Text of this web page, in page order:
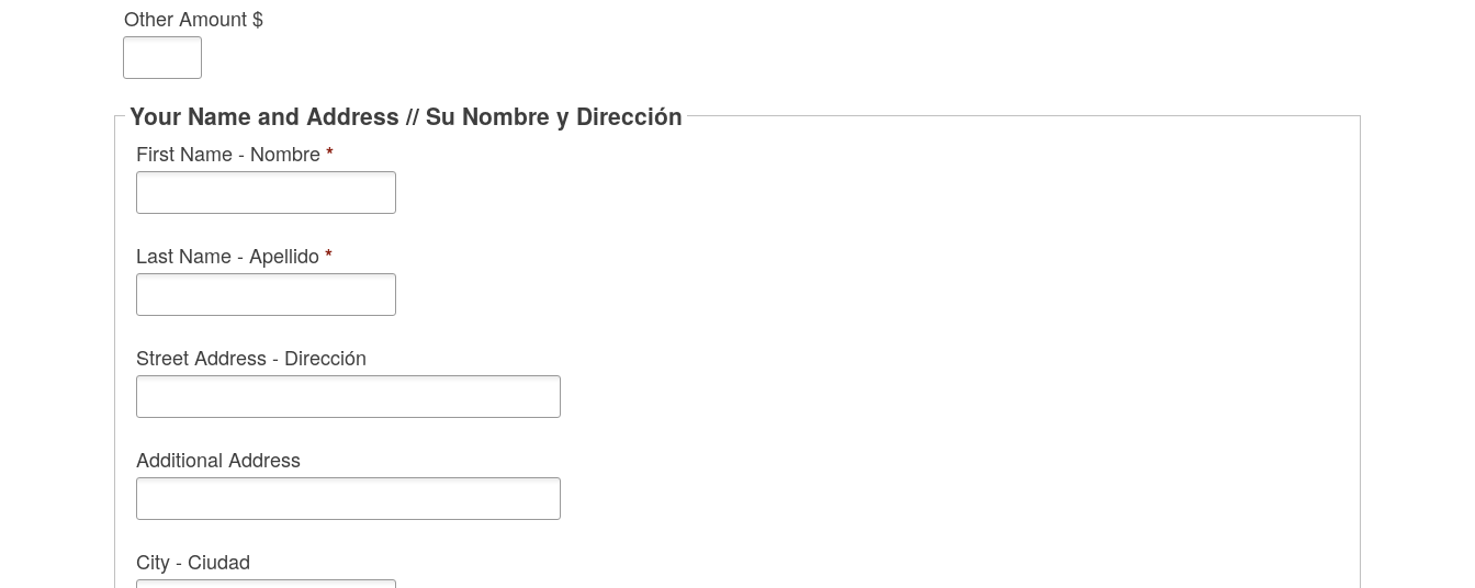
Other Amount $
Your Name and Address // Su Nombre y Dirección
First Name - Nombre*
Last Name - Apellido *
Street Address - Dirección
Additional Address
City - Ciudad